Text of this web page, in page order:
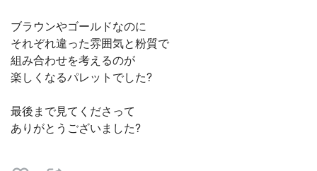
ブラウンやゴールドなのに
それぞれ違った雰囲気と粉質で
組み合わせを考えるのが
楽しくなるパレットでした?
最後まで見てくださって
ありがとうございました?